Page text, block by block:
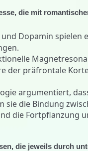
die mit
Dopamin spielen
der präfrontale
argumentiert,
die Bindung
die Fortpflanzung
die jeweils durch